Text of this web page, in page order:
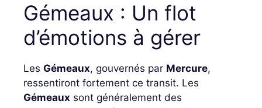
Gémeaux : Un flot
d’émotions à gérer
Les Gémeaux, gouvernés par Mercure,
ressentiront fortement ce transit. Les
Gémeaux sont généralement des